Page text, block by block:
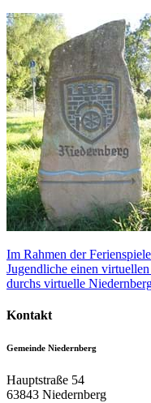
Im Rahmen der
Jugendliche einen
durchs virtuelle
Kontakt
Gemeinde Niedernberg
Hauptstraße 54
63843 Niedernberg